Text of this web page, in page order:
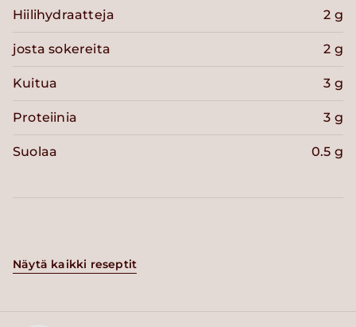
Hiilihydraatteja 2 g
josta sokereita 2 g
Kuitua 3 g
Proteiinia 3 g
Suolaa 0.5 g
Näytä kaikki reseptit